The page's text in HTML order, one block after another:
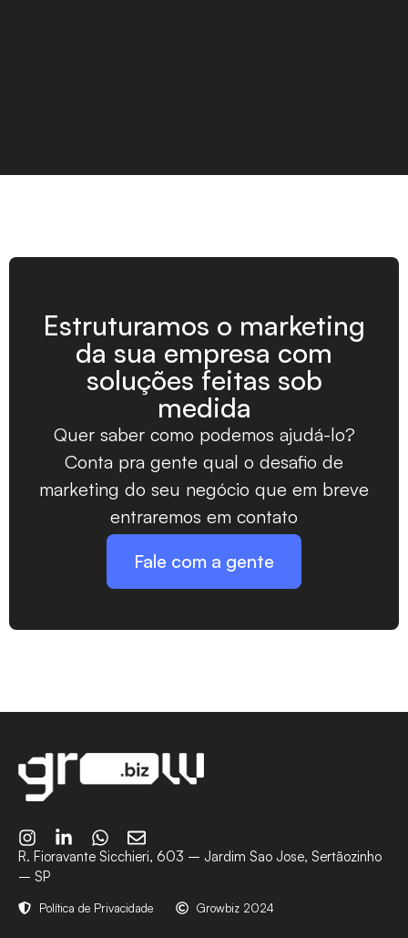
Estruturamos o marketing
da sua empresa com
soluções feitas sob
medida
Quer saber como podemos ajudá-lo?
Conta pra gente qual o desafio de
marketing do seu negócio que em breve
entraremos em contato
Fale com a gente
R. Fioravante Sicchieri, 603 – Jardim Sao Jose, Sertãozinho
– SP
Política de Privacidade Growbiz 2024